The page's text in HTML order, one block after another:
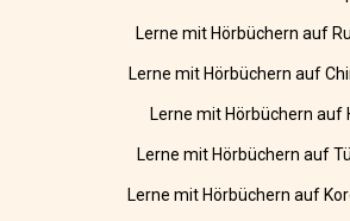
Lerne mit Hörbüchern auf
Lerne mit Hörbüchern auf
Lerne mit Hörbüchern auf
Lerne mit Hörbüchern auf
Lerne mit Hörbüchern auf